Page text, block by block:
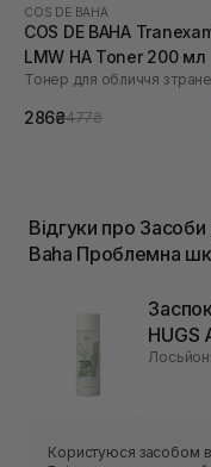
COS DE BAHA
COS DE BAHA
LMW HA Toner 200 мл
286₴477₴
Відгуки про Засоби
Baha Проблемна
HUGS
Користуюся засобом